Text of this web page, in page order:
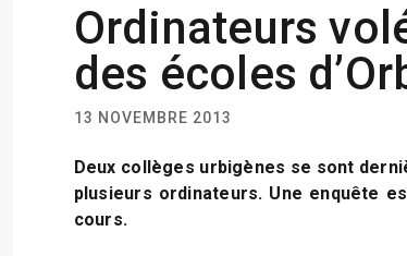
Ordinateurs
des écoles
13 NOVEMBRE 2013
Deux collèges urbigènes se sont
plusieurs ordinateurs. Une enquête
cours.